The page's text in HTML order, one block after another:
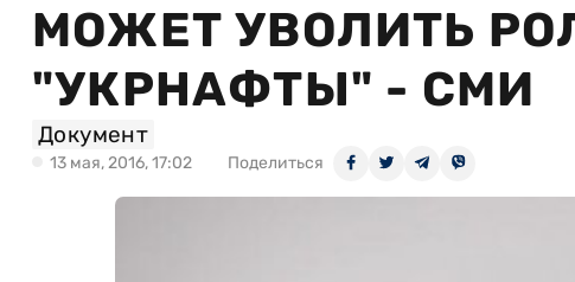
МОЖЕТ УВОЛИТЬ
"УКРНАФТЫ" - СМИ
Документ
13 мая, 2016, 17:02 Поделиться